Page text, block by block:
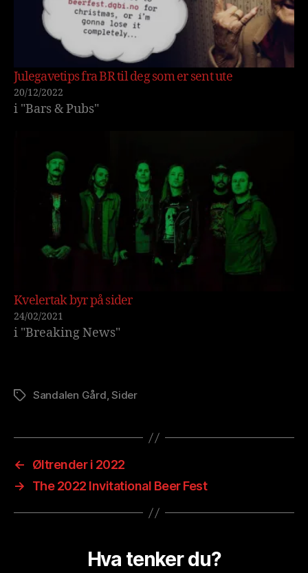
Julegavetips fra BR til deg som er sent ute
20/12/2022
i "Bars & Pubs"
Kvelertak byr på sider
24/02/2021
i "Breaking News"
StikkordSandalen Gård,Sider
←
Øltrender i 2022
→
The 2022 Invitational Beer Fest
Hva tenker du?